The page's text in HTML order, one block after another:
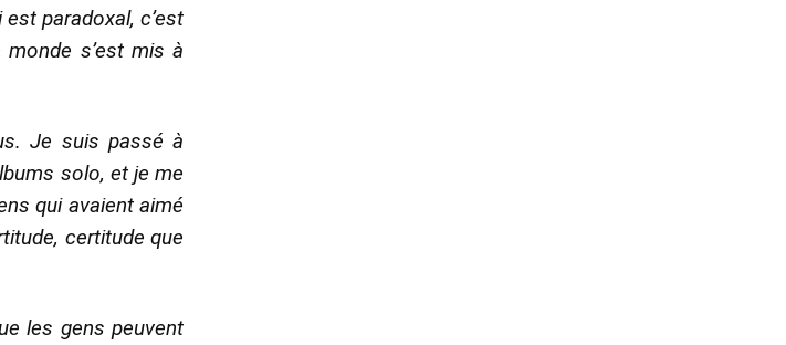
paradoxal, c’est
s’est mis à
Je suis passé à
solo, et je me
qui avaient aimé
certitude que
les gens peuvent